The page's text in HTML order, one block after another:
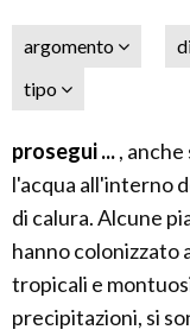
argomento
tipo
prosegui ...,
l'acqua all'interno
di calura. Alcune
hanno colonizzato
tropicali e
precipitazioni, si